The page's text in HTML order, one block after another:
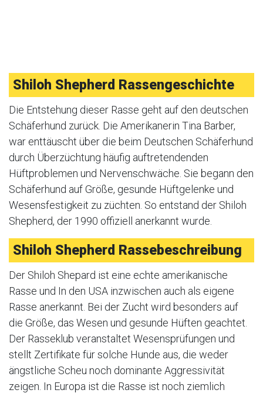
Shiloh Shepherd Rassengeschichte
Die Entstehung dieser Rasse geht auf den deutschen
Schäferhund zurück. Die Amerikanerin Tina Barber,
war enttäuscht über die beim Deutschen Schäferhund
durch Überzüchtung häufig auftretendenden
Hüftproblemen und Nervenschwäche. Sie begann den
Schäferhund auf Größe, gesunde Hüftgelenke und
Wesensfestigkeit zu züchten. So entstand der Shiloh
Shepherd, der 1990 offiziell anerkannt wurde.
Shiloh Shepherd Rassebeschreibung
Der Shiloh Shepard ist eine echte amerikanische
Rasse und In den USA inzwischen auch als eigene
Rasse anerkannt. Bei der Zucht wird besonders auf
die Größe, das Wesen und gesunde Hüften geachtet.
Der Rasseklub veranstaltet Wesensprüfungen und
stellt Zertifikate für solche Hunde aus, die weder
ängstliche Scheu noch dominante Aggressivität
zeigen. In Europa ist die Rasse ist noch ziemlich